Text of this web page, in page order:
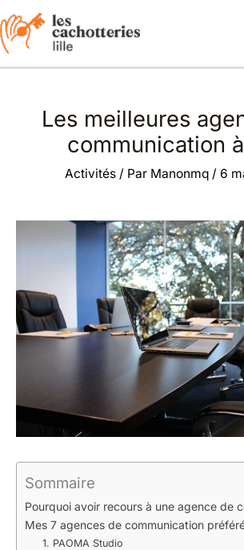
Aller
au
contenu
Les meilleures
communication
Activités/ Par Manonmq / 6
Sommaire
Pourquoi avoir recours à une agence de
Mes 7 agences de communication
1. PAOMA Studio